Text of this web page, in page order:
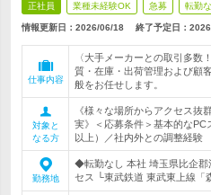
正社員 業種未経験OK 急募 転勤
情報更新日：2026/06/18 終了予定日：
仕事内容
〈大手メーカーとの取引多数
質・在庫・出荷管理および顧
般をお任せします。
対象と
なる方
《様々な場所からアクセス抜
実》＜応募条件＞基本的な
以上）／社内外との調整経験
勤務地
◆転勤なし 本社 埼玉県比企郡
セス └東武鉄道 東武東上線「